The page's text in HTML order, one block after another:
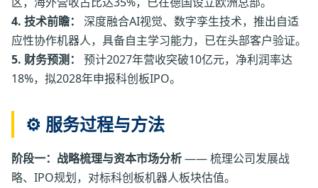
4. 技术前瞻：
深度融合AI视觉、数字孪生技术，推出自适
应性协作机器人，具备自主学习能力，已在头部客户验证。
5. 财务预测：
预计2027年营收突破10亿元，净利润率达
18%，拟2028年申报科创板IPO。
⚙️ 服务过程与方法
阶段一：战略梳理与资本市场分析—— 梳理公司发展战
略、IPO规划，对标科创板机器人板块估值。